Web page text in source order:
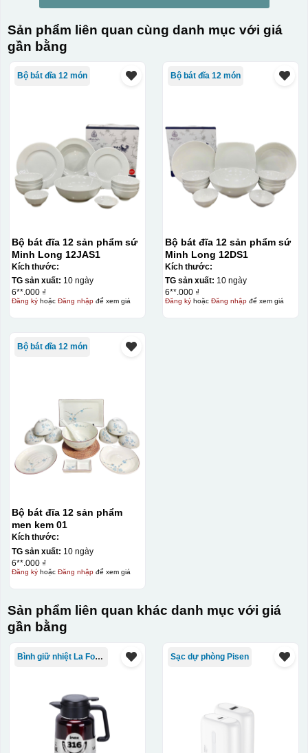
Kiểu in:
In logo 1 mặt
thêm tiền
Sản phẩm liên quan cùng danh mục với giá
gần bằng
Bộ bát đĩa 12 món
Bộ bát đĩa 12 sản phẩm sứ
Minh Long 12JAS1
Kích thước:
TG sản xuất: 10 ngày
6**.000 ₫
Đăng kýhoặc Đăng nhậpđể xem giá
Bộ bát đĩa 12 món
Bộ bát đĩa 12 sản phẩm sứ
Minh Long 12DS1
Kích thước:
TG sản xuất: 10 ngày
6**.000 ₫
Đăng kýhoặc Đăng nhậpđể xem giá
Bộ bát đĩa 12 món
Bộ bát đĩa 12 sản phẩm
men kem 01
Kích thước:
TG sản xuất: 10 ngày
6**.000 ₫
Đăng kýhoặc Đăng nhậpđể xem giá
Sản phẩm liên quan khác danh mục với giá
gần bằng
Bình giữ nhiệt La Fonte Sạc dự phòng Pisen